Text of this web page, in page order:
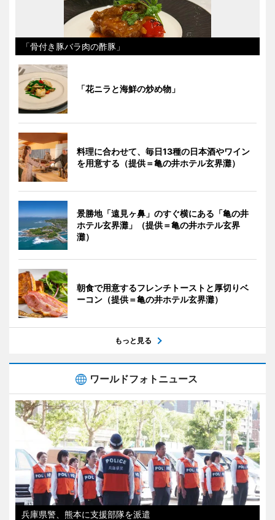
「骨付き豚バラ肉の酢豚」
「花ニラと海鮮の炒め物」
料理に合わせて、毎日13種の日本酒やワイン
を用意する（提供＝亀の井ホテル玄界灘）
景勝地「遠見ヶ鼻」のすぐ横にある「亀の井
ホテル玄界灘」（提供＝亀の井ホテル玄界
灘）
朝食で用意するフレンチトーストと厚切りベ
ーコン（提供＝亀の井ホテル玄界灘）
もっと見る
ワールドフォトニュース
兵庫県警、熊本に支援部隊を派遣